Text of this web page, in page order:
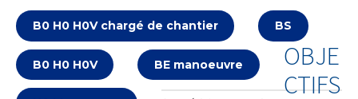
B0 H0 H0V chargé de chantier
B0 H0 H0V BE manoeuvre
BS
OBJE
CTIFS